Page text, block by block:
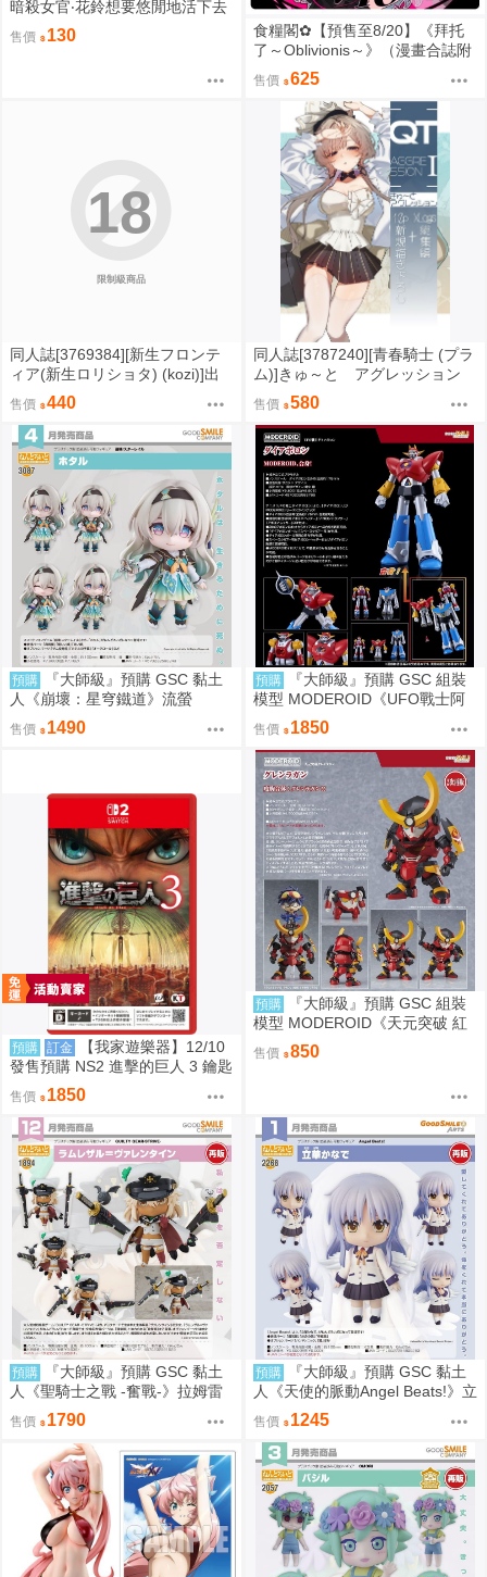
暗殺女官‧花鈴想要悠閒地活下去
1 作者：緒里束砂/尖端漫畫/Avi
書店
售價 130
食糧閣✿【預售至8/20】《拜托
了～Oblivionis～》（漫畫合誌附
PVC貼紙）AveMujica／BanGDr
eam／MyGO／若葉睦／三角初
華／八幡海鈴／祐天寺若麥／豐
川祥子／豐川祥子中心／同人／
西木
售價 625
限制級商品
18
同人誌[3769384][新生フロンテ
ィア(新生ロリショタ) (kozi)]出
会い系生放送されちゃいました
(虛擬YouTuber)
售價 440
同人誌[3787240][青春騎士 (プラ
ム)]きゅ～と アグレッション
Ⅰ (百合)
售價 580
預購
『大師級』預購 GSC 黏土
人《崩壞：星穹鐵道》流螢
售價 1490
預購
『大師級』預購 GSC 組裝
模型 MODEROID《UFO戰士阿
波羅》大阿波羅
售價 1850
預購 訂金
【我家遊樂器】12/10
發售預購 NS2 進擊的巨人 3 鑰匙
卡 普通版日版
售價 1850
預購
『大師級』預購 GSC 組裝
模型 MODEROID《天元突破 紅
蓮螺巖》紅蓮螺巖 再販
售價 850
預購
『大師級』預購 GSC 黏土
人《聖騎士之戰 -奮戰-》拉姆雷
薩爾=瓦倫泰 再販
售價 1790
預購
『大師級』預購 GSC 黏土
人《天使的脈動Angel Beats!》立
華奏 再販
售價 1245